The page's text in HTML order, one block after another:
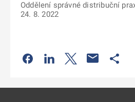
Oddělení správné distribuční
24. 8. 2022
Odkaz se otevře na nové
Odkaz se otevře na
Odkaz se